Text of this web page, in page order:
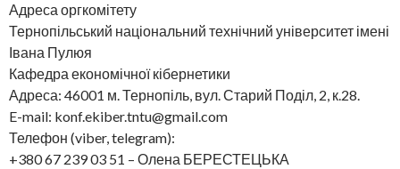
Адреса оргкомітету
Тернопільський національний технічний університет імені
Івана Пулюя
Кафедра економічної кібернетики
Адреса: 46001 м. Тернопіль, вул. Старий Поділ, 2, к.28.
E-mail: konf.ekiber.tntu@gmail.com
Телефон (viber, telegram):
+380 67 239 03 51 – Олена БЕРЕСТЕЦЬКА